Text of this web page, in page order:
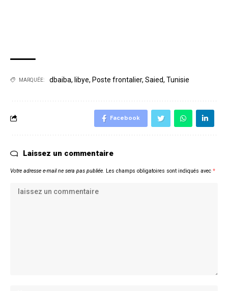
MARQUÉE: dbaiba, libye, Poste frontalier, Saied, Tunisie
Facebook
Laissez un commentaire
Votre adresse e-mail ne sera pas publiée. Les champs obligatoires sont indiqués avec *